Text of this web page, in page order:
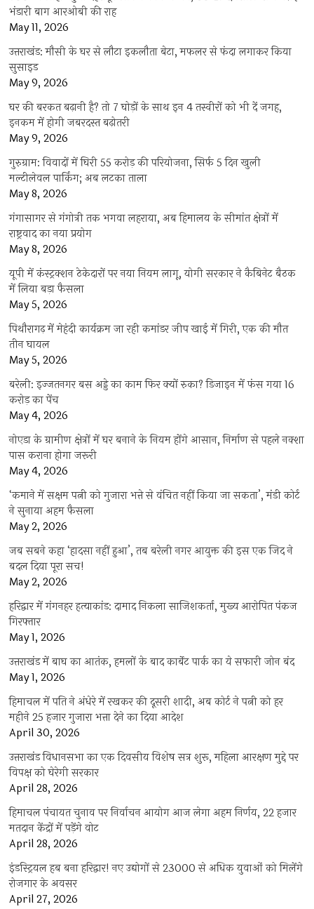
भंडारी बाग आरओबी की राह
May 11, 2026
उत्तराखंड: मौसी के घर से लौटा इकलौता बेटा, मफलर से फंदा लगाकर किया
सुसाइड
May 9, 2026
घर की बरकत बढ़ानी है? तो 7 घोड़ों के साथ इन 4 तस्वीरों को भी दें जगह,
इनकम में होगी जबरदस्त बढ़ोतरी
May 9, 2026
गुरुग्राम: विवादों में घिरी 55 करोड़ की परियोजना, सिर्फ 5 दिन खुली
मल्टीलेवल पार्किंग; अब लटका ताला
May 8, 2026
गंगासागर से गंगोत्री तक भगवा लहराया, अब हिमालय के सीमांत क्षेत्रों में
राष्ट्रवाद का नया प्रयोग
May 8, 2026
यूपी में कंस्ट्रक्शन ठेकेदारों पर नया नियम लागू, योगी सरकार ने कैबिनेट बैठक
में लिया बड़ा फैसला
May 5, 2026
पिथौरागढ़ में मेहंदी कार्यक्रम जा रही कमांडर जीप खाई में गिरी, एक की मौत
तीन घायल
May 5, 2026
बरेली: इज्जतनगर बस अड्डे का काम फिर क्यों रुका? डिजाइन में फंस गया 16
करोड़ का पेंच
May 4, 2026
नोएडा के ग्रामीण क्षेत्रों में घर बनाने के नियम होंगे आसान, निर्माण से पहले नक्शा
पास कराना होगा जरूरी
May 4, 2026
‘कमाने में सक्षम पत्नी को गुजारा भत्ते से वंचित नहीं किया जा सकता’, मंडी कोर्ट
ने सुनाया अहम फैसला
May 2, 2026
जब सबने कहा ‘हादसा नहीं हुआ’, तब बरेली नगर आयुक्त की इस एक जिद ने
बदल दिया पूरा सच!
May 2, 2026
हरिद्वार में गंगनहर हत्याकांड: दामाद निकला साजिशकर्ता, मुख्य आरोपित पंकज
गिरफ्तार
May 1, 2026
उत्तराखंड में बाघ का आतंक, हमलों के बाद कार्बेट पार्क का ये सफारी जोन बंद
May 1, 2026
हिमाचल में पति ने अंधेरे में रखकर की दूसरी शादी, अब कोर्ट ने पत्नी को हर
महीने 25 हजार गुजारा भत्ता देने का दिया आदेश
April 30, 2026
उत्तराखंड विधानसभा का एक दिवसीय विशेष सत्र शुरू, महिला आरक्षण मुद्दे पर
विपक्ष को घेरेगी सरकार
April 28, 2026
हिमाचल पंचायत चुनाव पर निर्वाचन आयोग आज लेगा अहम निर्णय, 22 हजार
मतदान केंद्रों में पड़ेंगे वोट
April 28, 2026
इंडस्ट्रियल हब बना हरिद्वार! नए उद्योगों से 23000 से अधिक युवाओं को मिलेंगे
रोजगार के अवसर
April 27, 2026